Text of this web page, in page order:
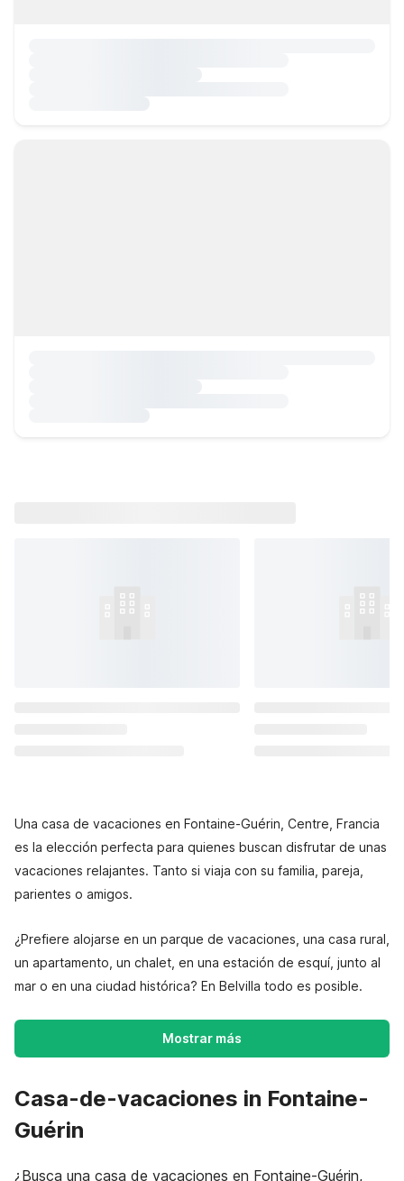
Una casa de vacaciones en Fontaine-Guérin, Centre, Francia
es la elección perfecta para quienes buscan disfrutar de unas
vacaciones relajantes. Tanto si viaja con su familia, pareja,
parientes o amigos.
¿Prefiere alojarse en un parque de vacaciones, una casa rural,
un apartamento, un chalet, en una estación de esquí, junto al
mar o en una ciudad histórica? En Belvilla todo es posible.
Mostrar más
Casa-de-vacaciones in Fontaine-
Guérin
¿Busca una casa de vacaciones en Fontaine-Guérin,